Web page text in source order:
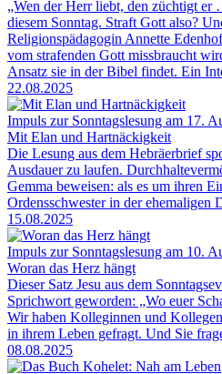
„Wen der Herr liebt, den züchtigt er
diesem Sonntag. Straft Gott also?
Religionspädagogin Annette
vom strafenden Gott missbraucht
Ansatz sie in der Bibel findet. Ein
22.08.2025
Impuls zur Sonntagslesung am 17.
Mit Elan und Hartnäckigkeit
Die Lesung aus dem Hebräerbrief
Ausdauer zu laufen.
Gemma beweisen: als es um ihren
Ordensschwester in der ehemaligen
15.08.2025
Impuls zur Sonntagslesung am 10.
Woran das Herz hängt
Dieser Satz Jesu aus dem
Sprichwort geworden: „Wo euer
Wir haben Kolleginnen und
in ihrem Leben gefragt. Und Sie
08.08.2025